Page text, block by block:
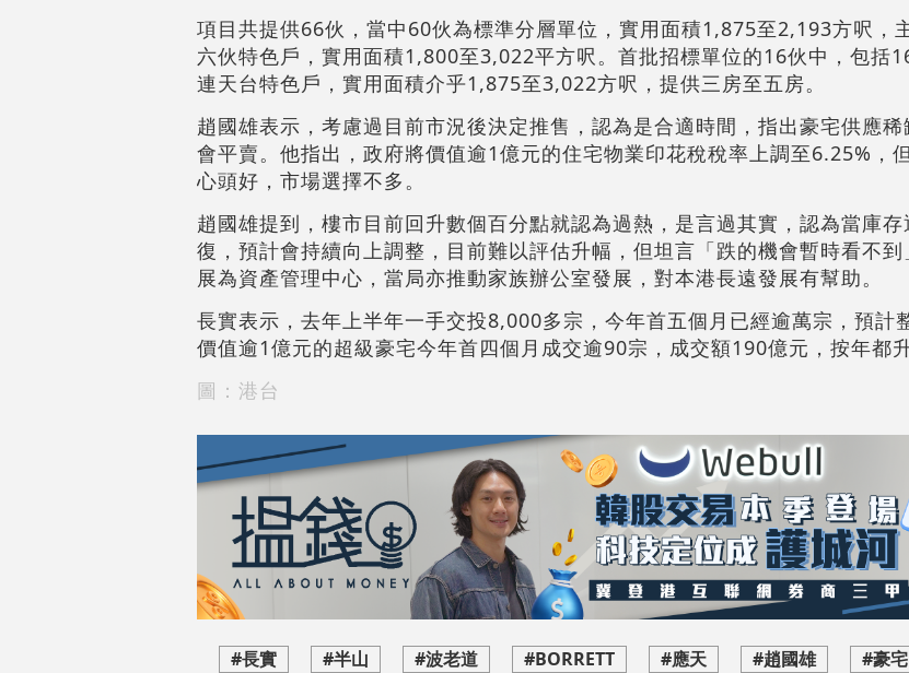
項目共提供66伙，當中60伙為標準分層單位，實用面積1,875至2,193方呎，
六伙特色戶，實用面積1,800至3,022平方呎。首批招標單位的16伙中，包括
連天台特色戶，實用面積介乎1,875至3,022方呎，提供三房至五房。
趙國雄表示，考慮過目前市況後決定推售，認為是合適時間，指出豪宅供應
會平賣。他指出，政府將價值逾1億元的住宅物業印花稅稅率上調至6.25%，
心頭好，市場選擇不多。
趙國雄提到，樓市目前回升數個百分點就認為過熱，是言過其實，認為當庫
復，預計會持續向上調整，目前難以評估升幅，但坦言「跌的機會暫時看不
展為資產管理中心，當局亦推動家族辦公室發展，對本港長遠發展有幫助。
長實表示，去年上半年一手交投8,000多宗，今年首五個月已經逾萬宗，預計
價值逾1億元的超級豪宅今年首四個月成交逾90宗，成交額190億元，按年都升
圖：港台
#長實 #半山 #波老道 #BORRETT #應天 #趙國雄 #豪宅